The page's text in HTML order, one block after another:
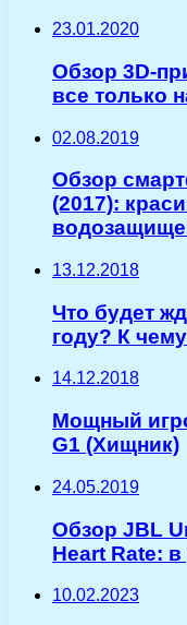
23.01.2020
Обзор 3D-
все только
02.08.2019
Обзор
(2017):
13.12.2018
Что будет
году? К
14.12.2018
Мощный
G1 (Хищник)
24.05.2019
Обзор JBL
Heart Rate:
10.02.2023